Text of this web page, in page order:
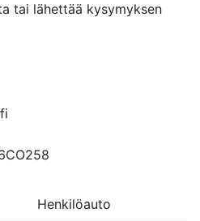
tai lähettää kysymyksen
Henkilöauto